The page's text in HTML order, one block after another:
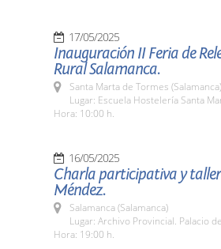
17/05/2025
Inauguración II Feria de
Rural Salamanca.
Santa Marta de Tormes (Salamanca)
Lugar: Escuela Hostelería Santa
Hora: 10:00 h.
16/05/2025
Charla participativa y
Méndez.
Salamanca (Salamanca)
Lugar: Archivo Provincial. Palacio
Hora: 19:00 h.